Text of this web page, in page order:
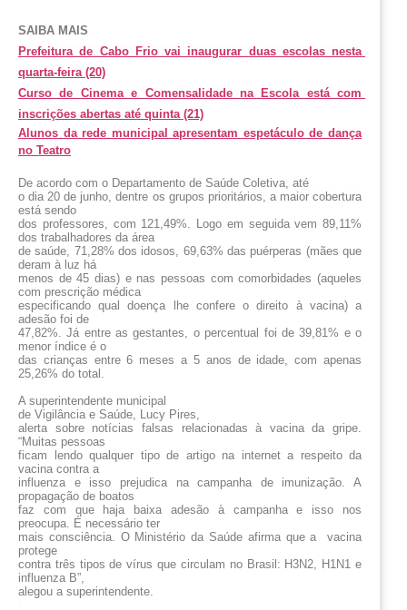
SAIBA MAIS
Prefeitura de Cabo Frio vai inaugurar duas escolas nesta
quarta-feira (20)
Curso de Cinema e Comensalidade na Escola está com
inscrições abertas até quinta (21)
Alunos da rede municipal apresentam espetáculo de dança
no Teatro
De acordo com o Departamento de Saúde Coletiva, até
o dia 20 de junho, dentre os grupos prioritários, a maior cobertura
está sendo
dos professores, com 121,49%. Logo em seguida vem 89,11%
dos trabalhadores da área
de saúde, 71,28% dos idosos, 69,63% das puérperas (mães que
deram à luz há
menos de 45 dias) e nas pessoas com comorbidades (aqueles
com prescrição médica
especificando qual doença lhe confere o direito à vacina) a
adesão foi de
47,82%. Já entre as gestantes, o percentual foi de 39,81% e o
menor índice é o
das crianças entre 6 meses a 5 anos de idade, com apenas
25,26% do total.
A superintendente municipal
de Vigilância e Saúde, Lucy Pires,
alerta sobre notícias falsas relacionadas à vacina da gripe.
“Muitas pessoas
ficam lendo qualquer tipo de artigo na internet a respeito da
vacina contra a
influenza e isso prejudica na campanha de imunização. A
propagação de boatos
faz com que haja baixa adesão à campanha e isso nos
preocupa. É necessário ter
mais consciência. O Ministério da Saúde afirma que a vacina
protege
contra três tipos de vírus que circulam no Brasil: H3N2, H1N1 e
influenza B”,
alegou a superintendente.